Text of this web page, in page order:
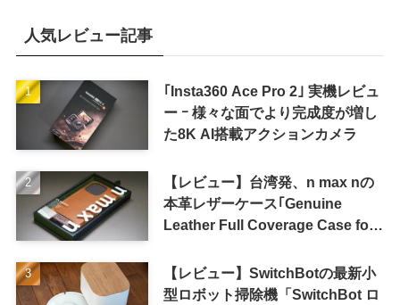
人気レビュー記事
｢Insta360 Ace Pro 2｣ 実機レビュ
ー ｰ 様々な面でより完成度が増し
た8K AI搭載アクションカメラ
【レビュー】台湾発、n max nの
本革レザーケース｢Genuine
Leather Full Coverage Case for
【レビュー】SwitchBotの最新小
型ロボット掃除機「SwitchBot ロ